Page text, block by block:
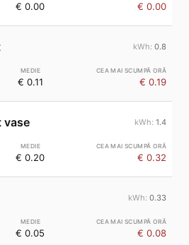
€ 0.00 € 0.00
0.8
€ 0.11 € 0.19
vase 1.4
€ 0.20 € 0.32
0.33
€ 0.05 € 0.08